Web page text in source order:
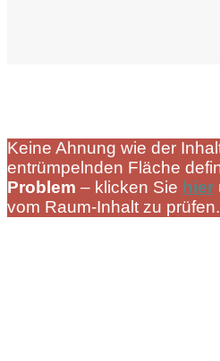
Keine Ahnung wie der
entrümpelnden Fläche
Problem – klicken Sie hier
vom Raum-Inhalt zu prüfen.